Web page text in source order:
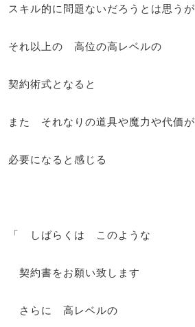
スキル的に問題ないだろうとは思うが
それ以上の 高位の高レベルの
契約術式となると
また それなりの道具や魔力や代価が
必要になると感じる
「 しばらくは このような
契約書をお願い致します
さらに 高レベルの